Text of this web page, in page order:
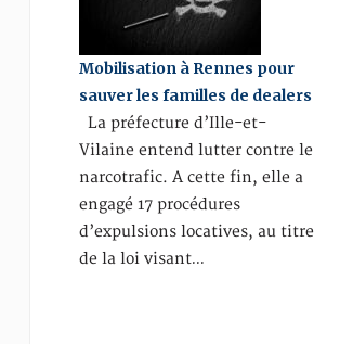
Mobilisation à Rennes pour
sauver les familles de dealers
La préfecture d’Ille-et-
Vilaine entend lutter contre le
narcotrafic. A cette fin, elle a
engagé 17 procédures
d’expulsions locatives, au titre
de la loi visant…